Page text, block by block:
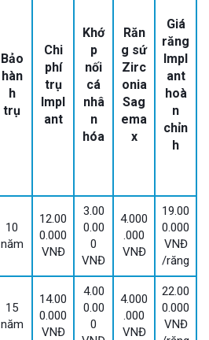
Bảo
hàn
h
trụ
Chi
phí
trụ
Impl
ant
Khớ
p
nối
cá
nhâ
n
hóa
Răn
g sứ
Zirc
onia
Sag
ema
x
Giá
răng
Impl
ant
hoà
n
chỉn
h
10
năm
12.00
0.000
VNĐ
3.00
0.00
0
VNĐ
4.000
.000
VNĐ
19.00
0.000
VNĐ
/răng
15
năm
14.00
0.000
VNĐ
4.00
0.00
0
4.000
.000
VNĐ
22.00
0.000
VNĐ